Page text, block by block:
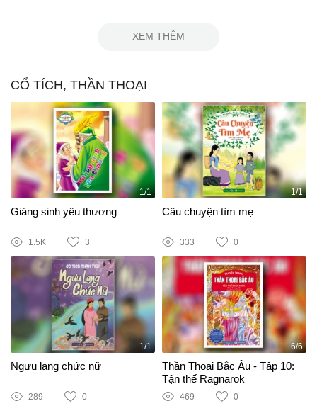
XEM THÊM
CỔ TÍCH, THẦN THOẠI
1/1
Giáng sinh yêu thương
1.5K 3
1/1
Câu chuyện tìm mẹ
333 0
1/1
Ngưu lang chức nữ
289 0
6/6
Thần Thoại Bắc Âu - Tập 10:
Tận thế Ragnarok
469 0